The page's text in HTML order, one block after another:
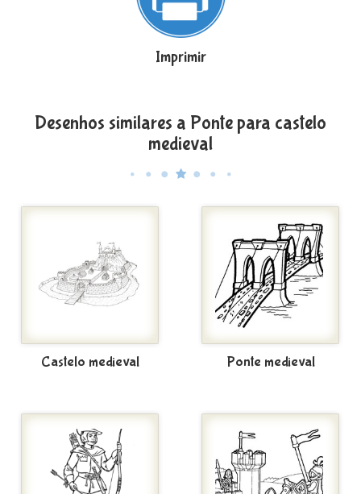
Imprimir
Desenhos similares a Ponte para castelo
medieval
Castelo medieval Ponte medieval